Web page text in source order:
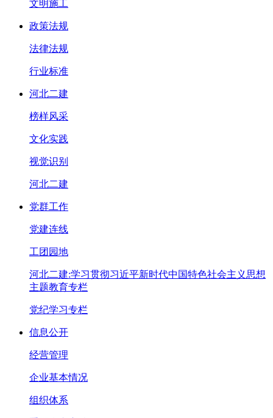
文明施工
政策法规
法律法规
行业标准
河北二建
榜样风采
文化实践
视觉识别
河北二建
党群工作
党建连线
工团园地
河北二建:学习贯彻习近平新时代中国特色社会主义思想
主题教育专栏
党纪学习专栏
信息公开
经营管理
企业基本情况
组织体系